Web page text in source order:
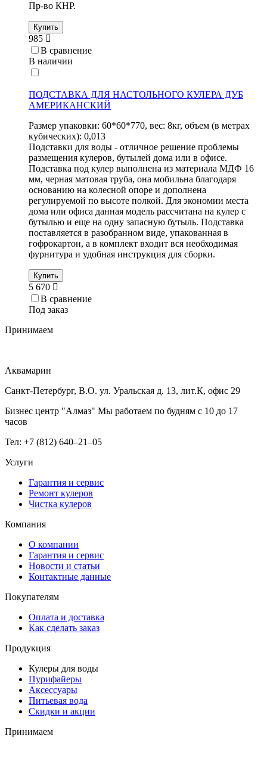
Пр-во КНР.
Купить
985
В сравнение
В наличии
ПОДСТАВКА ДЛЯ НАСТОЛЬНОГО КУЛЕРА ДУБ
АМЕРИКАНСКИЙ
Размер упаковки: 60*60*770, вес: 8кг, объем (в метрах
кубических): 0,013
Подставки для воды - отличное решение проблемы
размещения кулеров, бутылей дома или в офисе.
Подставка под кулер выполнена из материала МДФ 16
мм, черная матовая труба, она мобильна благодаря
основанию на колесной опоре и дополнена
регулируемой по высоте полкой. Для экономии места
дома или офиса данная модель рассчитана на кулер с
бутылью и еще на одну запасную бутыль. Подставка
поставляется в разобранном виде, упакованная в
гофрокартон, а в комплект входит вся необходимая
фурнитура и удобная инструкция для сборки.
Купить
5 670
В сравнение
Под заказ
Принимаем
Аквамарин
Санкт-Петербург, В.О. ул. Уральская д. 13, лит.К, офис 29
Бизнес центр "Алмаз" Мы работаем по будням с 10 до 17
часов
Тел: +7 (812) 640–21–05
Услуги
Гарантия и сервис
Ремонт кулеров
Чистка кулеров
Компания
О компании
Гарантия и сервис
Новости и статьи
Контактные данные
Покупателям
Оплата и доставка
Как сделать заказ
Продукция
Кулеры для воды
Пурифайеры
Аксессуары
Питьевая вода
Скидки и акции
Принимаем